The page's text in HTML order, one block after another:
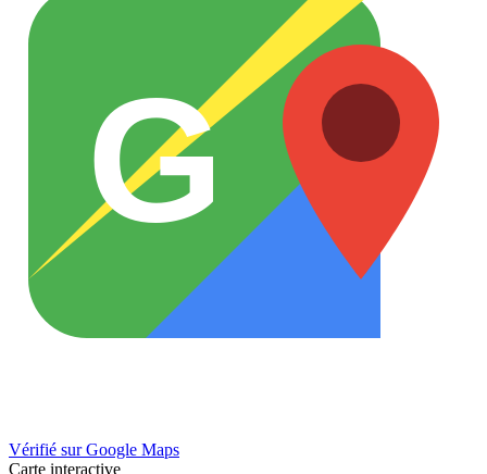
G
Vérifié sur Google Maps
Carte interactive